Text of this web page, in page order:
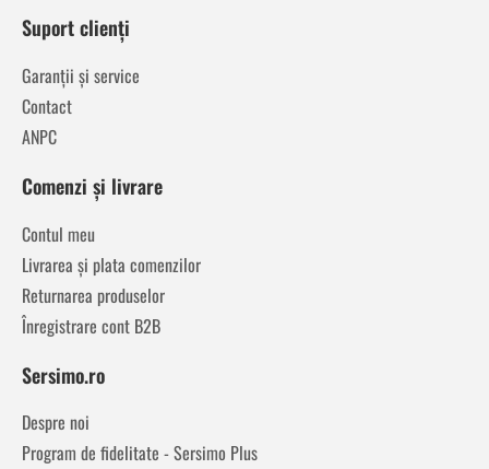
Suport clienți
Garanții și service
Contact
ANPC
Comenzi și livrare
Contul meu
Livrarea și plata comenzilor
Returnarea produselor
Înregistrare cont B2B
Sersimo.ro
Despre noi
Program de fidelitate - Sersimo Plus